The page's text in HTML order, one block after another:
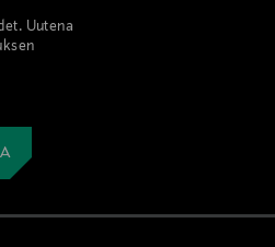
Uutena